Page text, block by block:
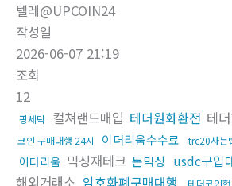
텔레@UPCOIN24
작성일
2026-06-07 21:19
조회
12
핑세탁 컬쳐랜드매입 테더원화환전 테
코인 구매대행 24시 이더리움수수료 trc20사는
이더리움 믹싱재테크 돈믹싱 usdc구입